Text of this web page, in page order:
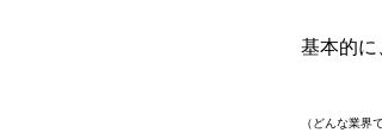
基本的に
（どんな業界